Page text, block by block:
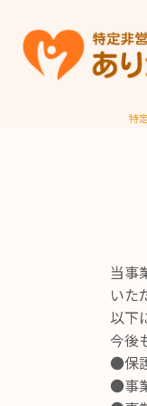
特
当事
いた
以下
今後
●保
●事